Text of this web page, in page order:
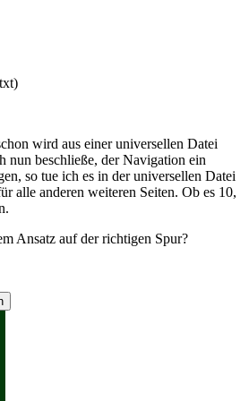
wird aus einer universellen Datei
nun beschließe, der Navigation ein
so tue ich es in der universellen Datei
alle anderen weiteren Seiten. Ob es 10,
Ansatz auf der richtigen Spur?